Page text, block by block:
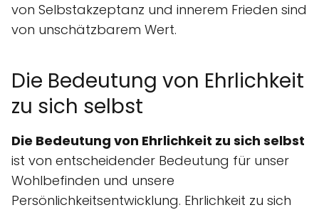
von Selbstakzeptanz und innerem Frieden sind
von unschätzbarem Wert.
Die Bedeutung von Ehrlichkeit
zu sich selbst
Die Bedeutung von Ehrlichkeit zu sich selbst
ist von entscheidender Bedeutung für unser
Wohlbefinden und unsere
Persönlichkeitsentwicklung. Ehrlichkeit zu sich